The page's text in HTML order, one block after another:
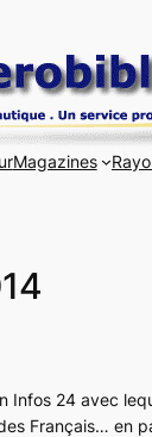
Magazines
24 avec
Français… en